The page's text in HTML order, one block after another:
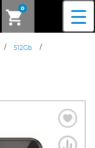
0
/ 512Gb
/